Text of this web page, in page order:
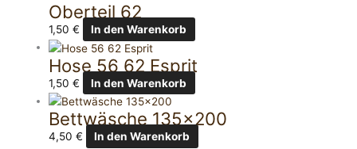
Oberteil 62
1,50€ In den Warenkorb
Hose 56 62 Esprit
1,50€ In den Warenkorb
Bettwäsche 135×200
4,50€ In den Warenkorb